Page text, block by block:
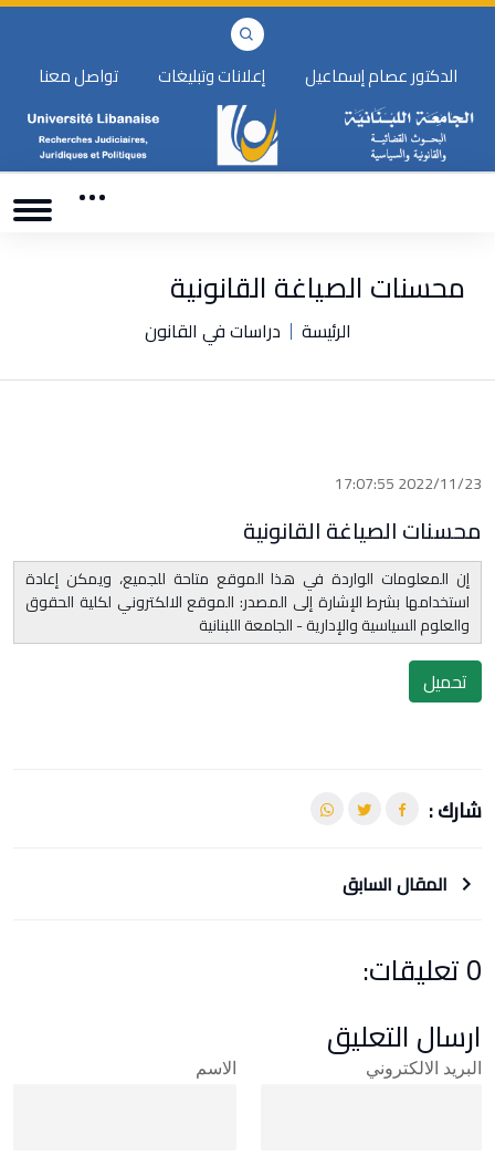
الدكتور عصام إسماعيل إعلانات وتبليغات تواصل معنا
محسنات الصياغة القانونية
الرئيسة دراسات في القانون
2022/11/23 17:07:55
محسنات الصياغة القانونية
إن المعلومات الواردة في هذا الموقع متاحة للجميع، ويمكن إعادة
استخدامها بشرط الإشارة إلى المصدر: الموقع الالكتروني لكلية الحقوق
والعلوم السياسية والإدارية - الجامعة اللبنانية
تحميل
شارك :
المقال السابق
0 تعليقات:
ارسال التعليق
الاسم البريد الالكتروني